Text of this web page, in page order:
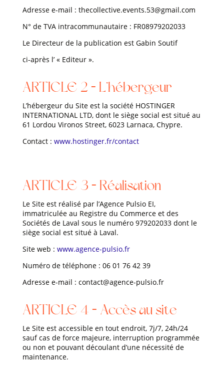
Adresse e-mail : thecollective.events.53@gmail.com
N° de TVA intracommunautaire : FR08979202033
Le Directeur de la publication est Gabin Soutif
ci-après l’ « Editeur ».
ARTICLE 2 – L’hébergeur
L’hébergeur du Site est la société HOSTINGER
INTERNATIONAL LTD, dont le siège social est situé au
61 Lordou Vironos Street, 6023 Larnaca, Chypre.
Contact : www.hostinger.fr/contact
ARTICLE 3 – Réalisation
Le Site est réalisé par l’Agence Pulsio EI,
immatriculée au Registre du Commerce et des
Sociétés de Laval sous le numéro 979202033 dont le
siège social est situé à Laval.
Site web : www.agence-pulsio.fr
Numéro de téléphone : 06 01 76 42 39
Adresse e-mail : contact@agence-pulsio.fr
ARTICLE 4 – Accès au site
Le Site est accessible en tout endroit, 7j/7, 24h/24
sauf cas de force majeure, interruption programmée
ou non et pouvant découlant d’une nécessité de
maintenance.